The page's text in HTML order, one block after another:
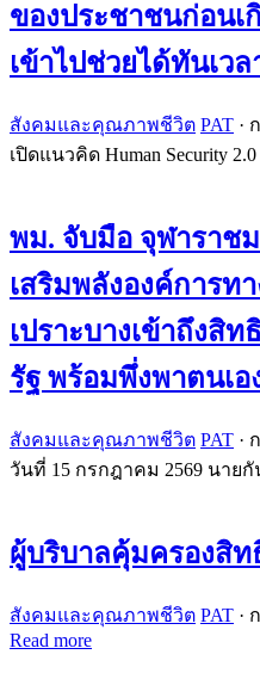
ของประชาชนก่อน
เข้าไปช่วยได้ทันเวล
สังคมและคุณภาพชีวิต PAT ·
เปิดแนวคิด Human Security
พม. จับมือ จุฬาราช
เสริมพลังองค์การท
เปราะบางเข้าถึงสิ
รัฐ พร้อมพึ่งพาตนเอ
สังคมและคุณภาพชีวิต PAT ·
วันที่ 15 กรกฎาคม 2569 นาย
ผู้บริบาลคุ้มครองสิท
สังคมและคุณภาพชีวิต PAT ·
Read more